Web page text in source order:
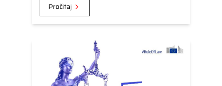
Pročitaj